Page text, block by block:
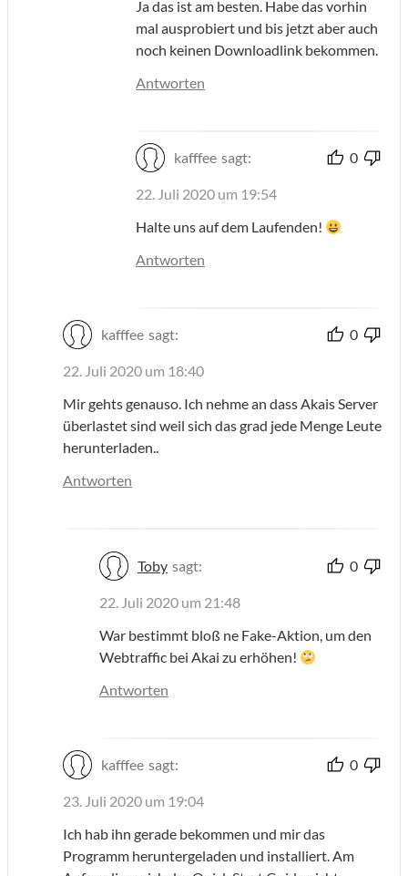
Ja das ist am besten. Habe das vorhin
mal ausprobiert und bis jetzt aber auch
noch keinen Downloadlink bekommen.
Antworten
kafffee sagt: 0
22. Juli 2020 um 19:54
Halte uns auf dem Laufenden!
Antworten
kafffee sagt: 0
22. Juli 2020 um 18:40
Mir gehts genauso. Ich nehme an dass Akais Server
überlastet sind weil sich das grad jede Menge Leute
herunterladen..
Antworten
Toby sagt: 0
22. Juli 2020 um 21:48
War bestimmt bloß ne Fake-Aktion, um den
Webtraffic bei Akai zu erhöhen!
Antworten
kafffee sagt: 0
23. Juli 2020 um 19:04
Ich hab ihn gerade bekommen und mir das
Programm heruntergeladen und installiert. Am